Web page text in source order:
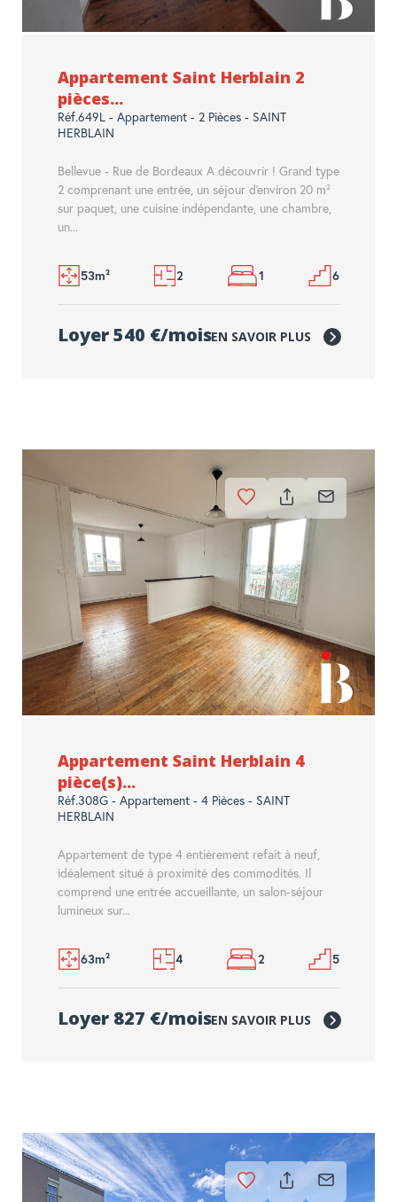
Appartement Saint Herblain 2
pièces...
Réf.649L - Appartement - 2 Pièces - SAINT
HERBLAIN
Bellevue - Rue de Bordeaux A découvrir ! Grand type
2 comprenant une entrée, un séjour d'environ 20 m²
sur paquet, une cuisine indépendante, une chambre,
un...
53m² 2 1 6
Loyer 540 €/moisEN SAVOIR PLUS
Appartement Saint Herblain 4
pièce(s)...
Réf.308G - Appartement - 4 Pièces - SAINT
HERBLAIN
Appartement de type 4 entièrement refait à neuf,
idéalement situé à proximité des commodités. Il
comprend une entrée accueillante, un salon-séjour
lumineux sur...
63m² 4 2 5
Loyer 827 €/moisEN SAVOIR PLUS